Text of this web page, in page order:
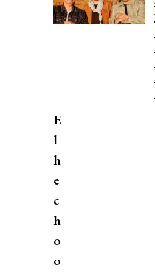
E
l
h
e
c
h
o
o